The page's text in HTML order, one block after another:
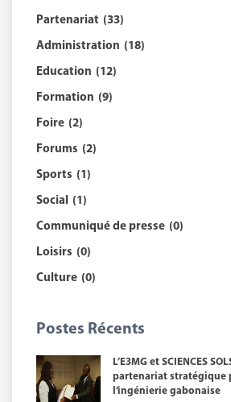
Partenariat (33)
Administration (18)
Education (12)
Formation (9)
Foire (2)
Forums (2)
Sports (1)
Social (1)
Communiqué de presse (0)
Loisirs (0)
Culture (0)
Postes Récents
L’E3MG et SCIENCES
partenariat stratégique
l’ingénierie gabonaise